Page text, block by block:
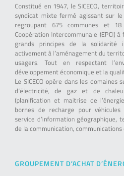
Constitué en 1947, le SICECO,
syndicat mixte fermé agissant sur
regroupant 675 communes et 18
Coopération Intercommunale (EPCI)
grands principes de la solidarité
activement à l’aménagement du
usagers. Tout en respectant
développement économique et la
Le SICECO opère dans les
d’électricité, de gaz et de
(planification et maitrise de
bornes de recharge pour
service d’information géographique,
de la communication,
GROUPEMENT D’ACHAT